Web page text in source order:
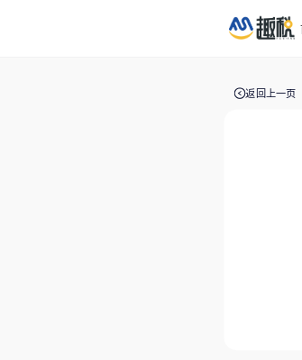
返回上一页